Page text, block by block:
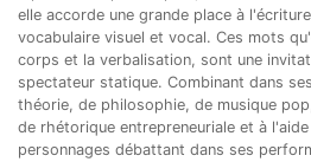
elle accorde une grande place à
vocabulaire visuel et vocal. Ces mots
corps et la verbalisation, sont une
spectateur statique. Combinant dans
théorie, de philosophie, de musique
de rhétorique entrepreneuriale et à
personnages débattant dans ses